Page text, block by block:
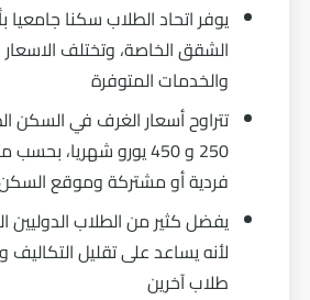
يوفر اتحاد الطلاب سكنا
الشقق الخاصة، وتختلف
والخدمات المتوفرة
تتراوح أسعار الغرف في السكن
250 و 450 يورو شهريا،
فردية أو مشتركة وموقع السكن
يفضل كثير من الطلاب
لأنه يساعد على تقليل
طلاب آخرين